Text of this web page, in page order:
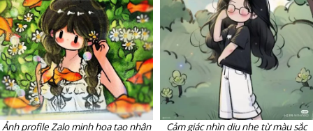
Ảnh profile Zalo minh họa tạo nhận
Cảm giác nhìn dịu nhẹ từ màu sắc